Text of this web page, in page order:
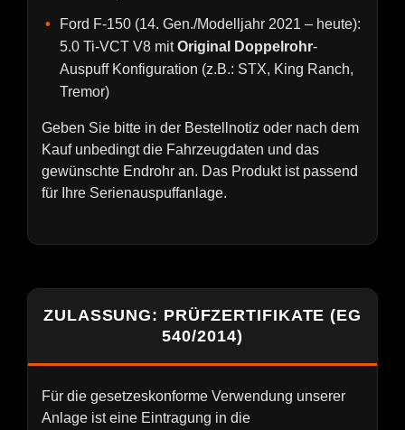
Ford F-150 (14. Gen./Modelljahr 2021 – heute):
5.0 Ti-VCT V8 mitOriginal Doppelrohr-
Auspuff Konfiguration (z.B.: STX, King Ranch,
Tremor)
Geben Sie bitte in der Bestellnotiz oder nach dem
Kauf unbedingt die Fahrzeugdaten und das
gewünschte Endrohr an. Das Produkt ist passend
für Ihre Serienauspuffanlage.
ZULASSUNG: PRÜFZERTIFIKATE (EG
540/2014)
Für die gesetzeskonforme Verwendung unserer
Anlage ist eine Eintragung in die